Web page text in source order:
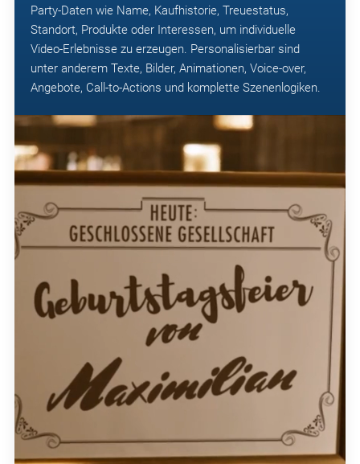
Party-Daten wie Name, Kaufhistorie, Treuestatus,
Standort, Produkte oder Interessen, um individuelle
Video-Erlebnisse zu erzeugen. Personalisierbar sind
unter anderem Texte, Bilder, Animationen, Voice-over,
Angebote, Call-to-Actions und komplette Szenenlogiken.